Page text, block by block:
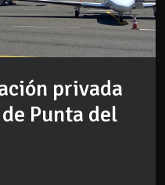
privada
Punta del